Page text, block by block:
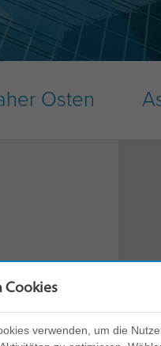
Osten
Cookies
verwenden, um die